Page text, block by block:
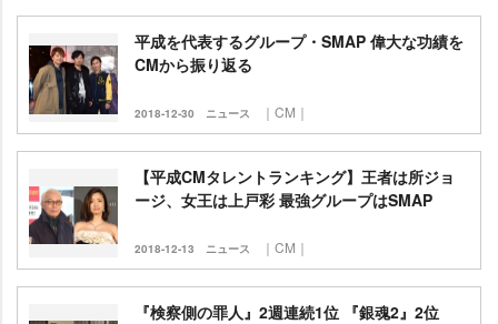
平成を代表するグループ・SMAP 偉大な功績を
CMから振り返る
2018-12-30 ニュース ｜CM｜
【平成CMタレントランキング】王者は所ジョ
ージ、女王は上戸彩 最強グループはSMAP
2018-12-13 ニュース ｜CM｜
『検察側の罪人』2週連続1位 『銀魂2』2位